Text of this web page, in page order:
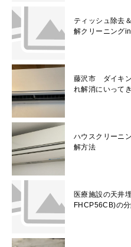
ティッシュ除去
解クリーニングin
藤沢市 ダイキ
れ解消にいって
ハウスクリーニ
解方法
医療施設の天井
FHCP56CB)の